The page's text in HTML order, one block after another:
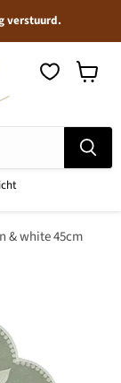
verstuurd.
& white 45cm